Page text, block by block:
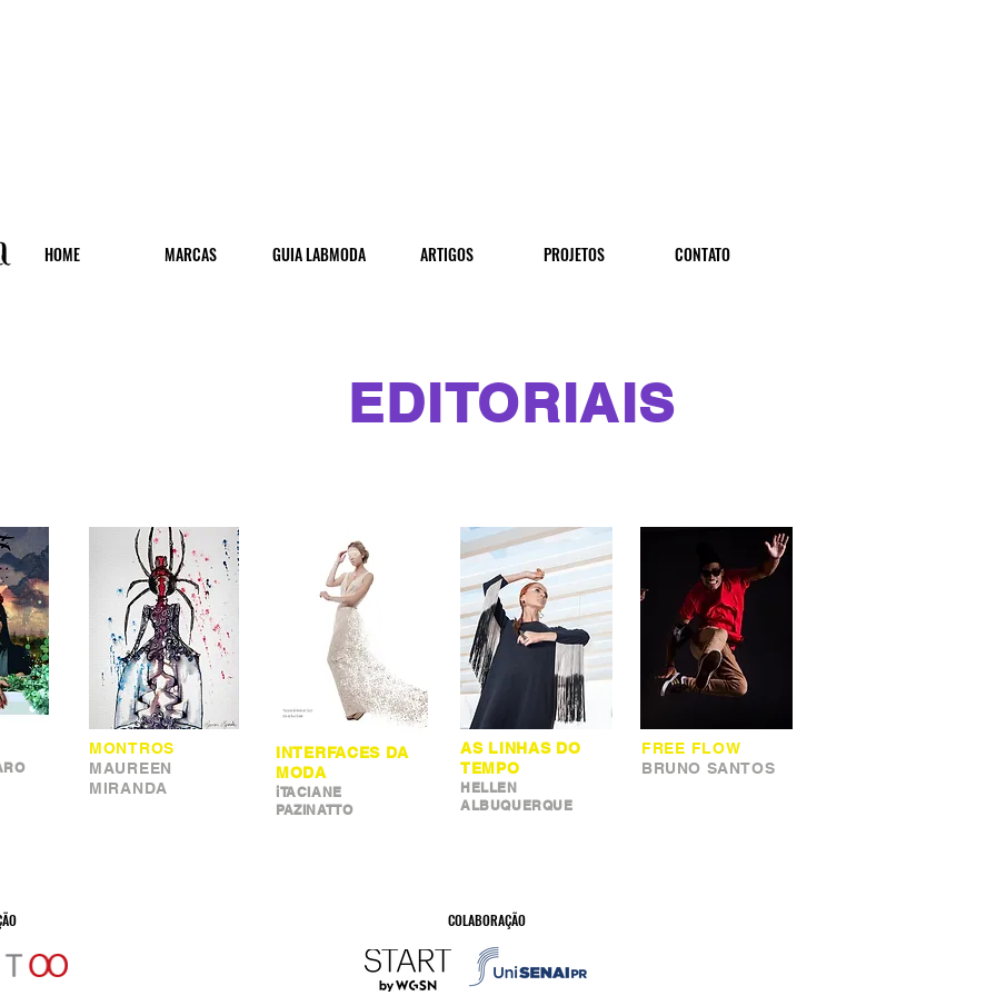
HOME MARCAS GUIA LABMODA ARTIGOS PROJETOS CONTATO
EDITORIAIS
MONTROS
MAUREEN
MIRANDA
INTERFACES DA
MODA
iTACIANE
PAZINATTO
AS LINHAS DO
TEMPO
HELLEN
ALBUQUERQUE
FREE FLOW
BRUNO SANTOS
COLABORAÇÃO